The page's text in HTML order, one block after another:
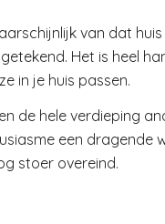
van dat
Het is heel
in je huis passen.
de hele verdieping
een dragende
stoer overeind.